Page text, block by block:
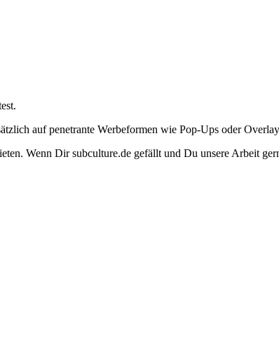
auf penetrante Werbeformen wie Pop-Ups oder
Wenn Dir subculture.de gefällt und Du unsere Arbeit